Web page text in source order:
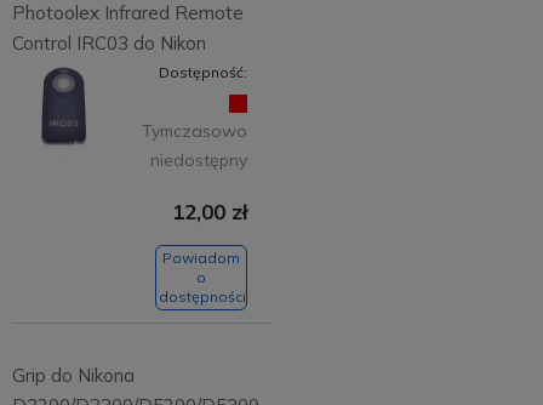
Photoolex Infrared Remote
Control IRC03 do Nikon
Dostępność:
Tymczasowo
niedostępny
12,00 zł
Powiadom
o
dostępności
Grip do Nikona